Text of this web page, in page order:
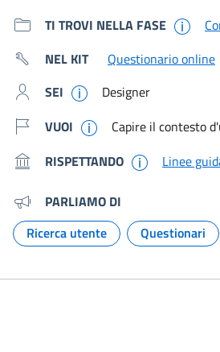
TI TROVI NELLA FASE
NEL KIT
Questionario online
SEI
Designer
VUOI
Capire il contesto
RISPETTANDO
Linee
PARLIAMO DI
Argomento:
Ricerca utente Questionari